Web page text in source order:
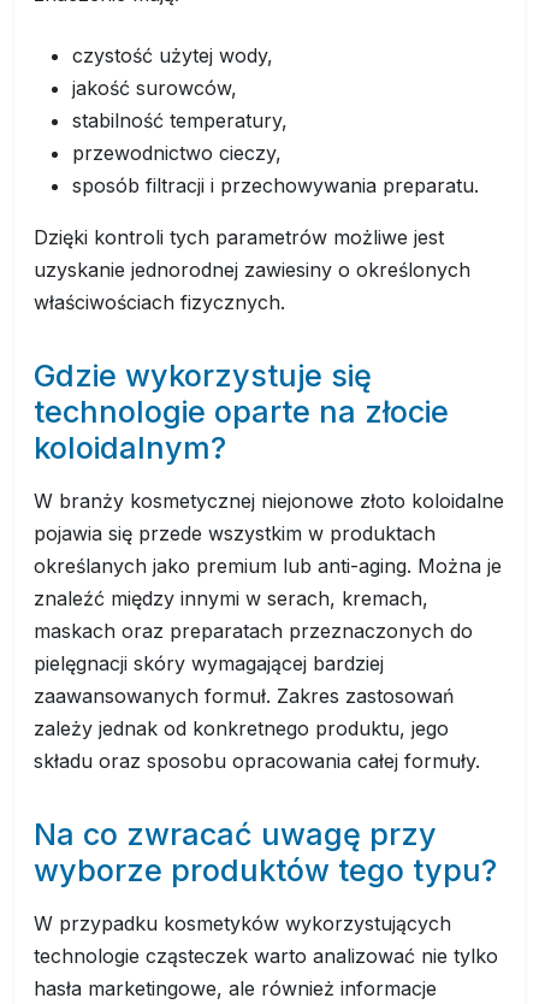
czystość użytej wody,
jakość surowców,
stabilność temperatury,
przewodnictwo cieczy,
sposób filtracji i przechowywania preparatu.
Dzięki kontroli tych parametrów możliwe jest
uzyskanie jednorodnej zawiesiny o określonych
właściwościach fizycznych.
Gdzie wykorzystuje się
technologie oparte na złocie
koloidalnym?
W branży kosmetycznej niejonowe złoto koloidalne
pojawia się przede wszystkim w produktach
określanych jako premium lub anti-aging. Można je
znaleźć między innymi w serach, kremach,
maskach oraz preparatach przeznaczonych do
pielęgnacji skóry wymagającej bardziej
zaawansowanych formuł. Zakres zastosowań
zależy jednak od konkretnego produktu, jego
składu oraz sposobu opracowania całej formuły.
Na co zwracać uwagę przy
wyborze produktów tego typu?
W przypadku kosmetyków wykorzystujących
technologie cząsteczek warto analizować nie tylko
hasła marketingowe, ale również informacje